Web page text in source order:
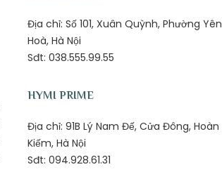
Địa chỉ: Số 101, Xuân Quỳnh, Phường Yên
Hoà, Hà Nội
Sđt: 038.555.99.55
HYMI PRIME
Địa chỉ: 91B Lý Nam Đế, Cửa Đông, Hoàn
Kiếm, Hà Nội
Sđt: 094.928.61.31